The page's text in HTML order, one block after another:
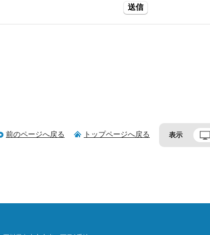
送信
前のページへ戻る トップページへ戻る 表示